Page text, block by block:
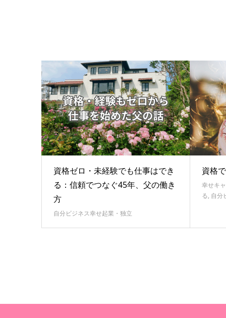
資格ゼロ・未経験でも仕事はでき
る：信頼でつなぐ45年、父の働き
方
自分ビジネス幸せ起業・独立
資格
幸せキ
る, 自分